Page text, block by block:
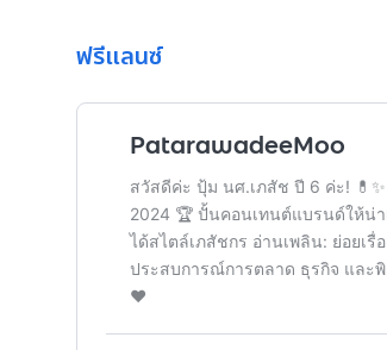
ฟรีแลนซ์
PatarawadeeMoo
สวัสดีค่ะ ปุ้ม นศ.เภสัช ปี 6 ค่ะ!
2024 🏆 ปั้นคอนเทนต์แบรนด์ให้น่า
ได้สไตล์เภสัชกร อ่านเพลิน: ย่อยเ
ประสบการณ์การตลาด ธุรกิจ และพิ
❤️